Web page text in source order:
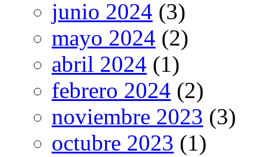
junio 2024 (3)
mayo 2024 (2)
abril 2024 (1)
febrero 2024 (2)
noviembre 2023 (3)
octubre 2023 (1)